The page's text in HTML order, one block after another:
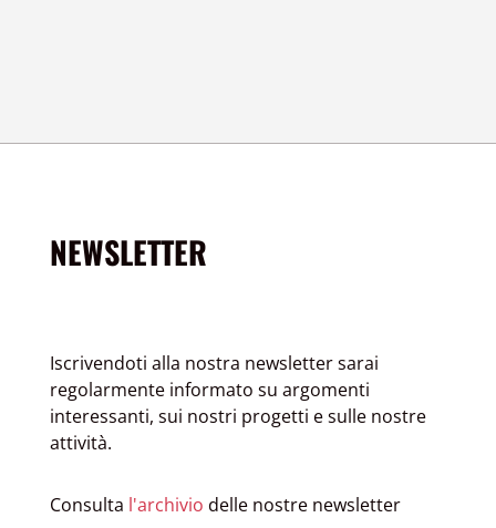
NEWSLETTER
Iscrivendoti alla nostra newsletter sarai
regolarmente informato su argomenti
interessanti, sui nostri progetti e sulle nostre
attività.
Consulta l'archivio delle nostre newsletter